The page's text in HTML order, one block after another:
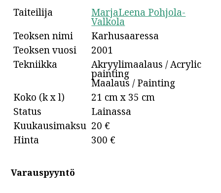
Taiteilija MarjaLeena Pohjola-
Valkola
Teoksen nimi
Karhusaaressa
Teoksen vuosi
2001
Tekniikka
Akryylimaalaus / Acrylic
painting
Maalaus / Painting
Koko (k x l)
21 cm x 35 cm
Status
Lainassa
Kuukausimaksu 20 €
Hinta
300 €
Varauspyyntö